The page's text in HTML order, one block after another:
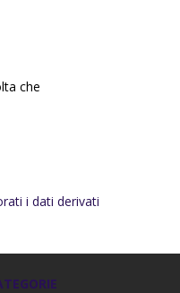
che
i dati derivati